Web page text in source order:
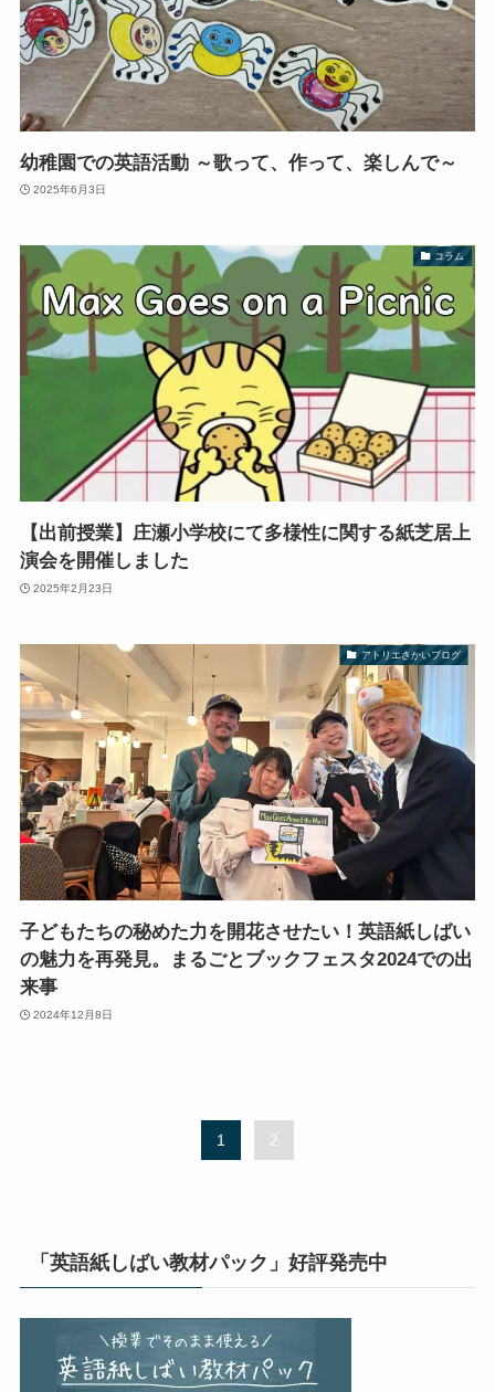
幼稚園での英語活動 ～歌って、作って、楽しんで～
2025年6月3日
コラム
【出前授業】庄瀬小学校にて多様性に関する紙芝居上
演会を開催しました
2025年2月23日
アトリエさかいブログ
子どもたちの秘めた力を開花させたい！英語紙しばい
の魅力を再発見。まるごとブックフェスタ2024での出
来事
2024年12月8日
1 2
「英語紙しばい教材パック」好評発売中